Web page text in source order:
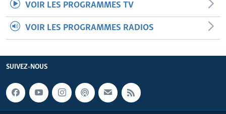
VOIR LES PROGRAMMES TV
VOIR LES PROGRAMMES RADIOS
SUIVEZ-NOUS